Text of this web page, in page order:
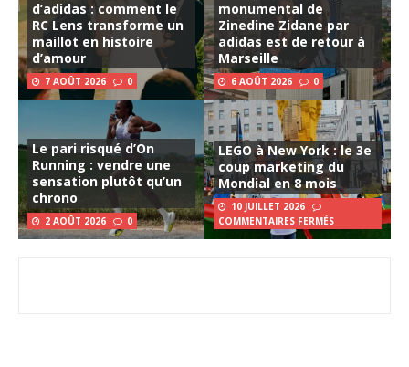
d’adidas : comment le
RC Lens transforme un
maillot en histoire
d’amour
7 AOÛT 2026 0
monumental de
Zinedine Zidane par
adidas est de retour à
Marseille
6 AOÛT 2026 0
Le pari risqué d’On
Running : vendre une
sensation plutôt qu’un
chrono
2 AOÛT 2026 0
LEGO à New York : le 3e
coup marketing du
Mondial en 8 mois
10 JUILLET 2026
COMMENTAIRES FERMÉS